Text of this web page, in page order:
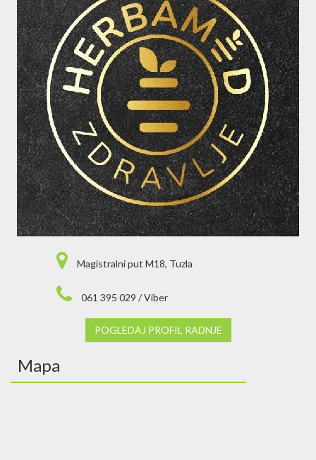
Magistralni put M18, Tuzla
061 395 029 / Viber
POGLEDAJ PROFIL RADNJE
Mapa